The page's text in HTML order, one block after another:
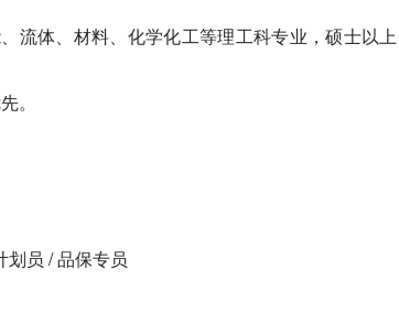
流体、材料、化学化工等理工科专业，硕士以上
。
划员 / 品保专员